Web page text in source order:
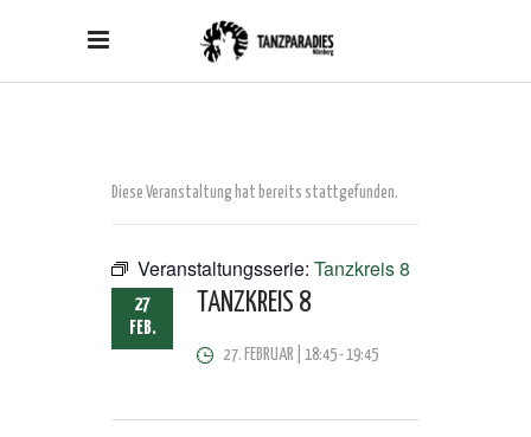
Diese Veranstaltung hat bereits stattgefunden.
Veranstaltungsserie: Tanzkreis 8
27
FEB.
TANZKREIS 8
27. FEBRUAR | 18:45-19:45